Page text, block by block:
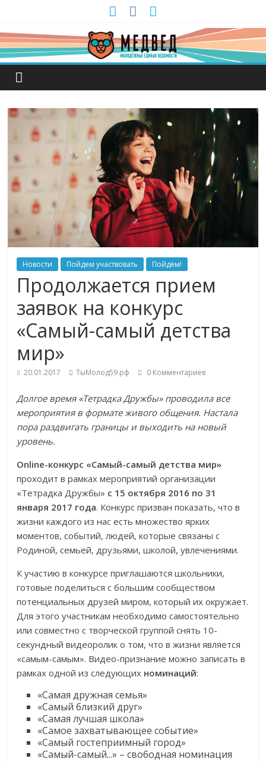
Новости Пойдем участвовать Пойдём!
Продолжается прием
заявок на конкурс
«Самый-самый детства
мир»
20.01.2017 ТыМолод59.рф 0 Комментариев
Долгое время «Тетрадка Дружбы» проводила все
мероприятия в формате живого общения. Настала
пора раздвигать границы и выходить на новый
уровень.
Online-конкурс «Самый-самый детства мир»
проходит в рамках мероприятий организации
«Тетрадка Дружбы» с 15 октября 2016 по 31
января 2017 года. Конкурс призван показать, что в
жизни каждого из нас есть множество ярких
моментов, событий, людей, которые связаны с
Родиной, семьей, друзьями, школой, увлечениями.
К участию в конкурсе приглашаются школьники,
готовые поделиться с большим сообществом
потенциальных друзей миром, который их окружает.
Для этого участникам необходимо самостоятельно
или совместно с творческой группой снять 10-
секундный видеоролик о том, что в жизни является
«самым-самым». Видео-признание можно записать в
рамках одной из следующих номинаций:
«Самая дружная семья»
«Самый близкий друг»
«Самая лучшая школа»
«Самое захватывающее событие»
«Самый гостеприимный город»
«Самый-самый...» – свободная номинация